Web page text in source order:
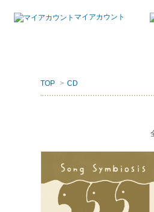
マイアカウント
TOP > CD